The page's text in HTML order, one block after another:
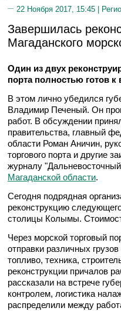
22 Ноября 2017, 15:45 |
Завершилась
Магаданского
Один из двух
порта полностью готов
В этом лично убедился
Владимир Печеный. Он
работ. В обсуждении
правительства, главный
области Роман Аничин,
торгового порта и другие
журналу
Магаданской области.
Сегодня подрядная
реконструкцию
столицы Колымы.
Через морской торговый
отправки различных
топливо, техника,
реконструкции причалов
рассказали на встрече
контролем, логистика
распределили между